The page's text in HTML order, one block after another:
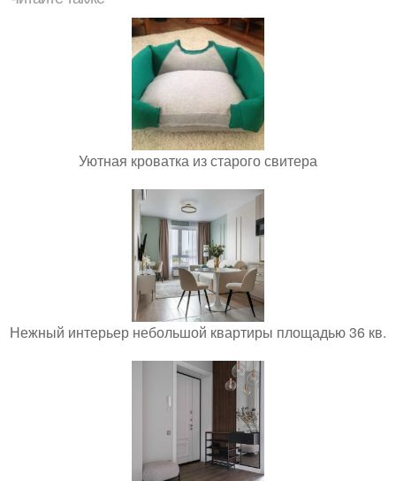
Уютная кроватка из старого свитера
Нежный интерьер небольшой квартиры площадью 36 кв.